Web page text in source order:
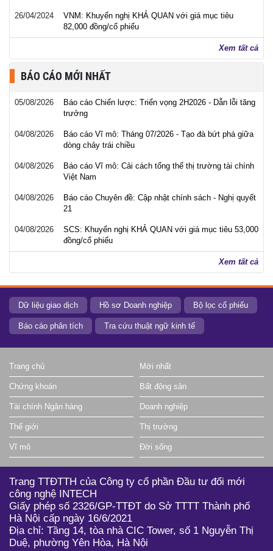
26/04/2024
VNM: Khuyến nghị KHẢ QUAN với giá mục tiêu
82,000 đồng/cổ phiếu
Xem tất cả
BÁO CÁO MỚI NHẤT
05/08/2026
Báo cáo Chiến lược: Triển vọng 2H2026 - Dẫn lỗi tăng
trưởng
04/08/2026
Báo cáo Vĩ mô: Tháng 07/2026 - Tạo đà bứt phá giữa
dòng chảy trái chiều
04/08/2026
Báo cáo Vĩ mô: Cải cách tổng thể thị trường tài chính
Việt Nam
04/08/2026
Báo cáo Chuyên đề: Cập nhật chính sách - Nghị quyết
21
04/08/2026
SCS: Khuyến nghị KHẢ QUAN với giá mục tiêu 53,000
đồng/cổ phiếu
Xem tất cả
Dữ liệu giao dịch Hồ sơ Doanh nghiệp Bộ lọc cổ phiếu
Báo cáo phân tích Tra cứu thuật ngữ kinh tế
Trang chủ Mới nhất
Chứng khoán Bất động sản
Tài chính Ngân hàng Doanh nghiệp
Thế giới Thị trường
Vĩ mô Đời sống
Trang TTĐTTH của Công ty cổ phần Đầu tư đổi mới
công nghệ INTECH
Giấy phép số 2326/GP-TTĐT do Sở TTTT Thành phố
Hà Nội cấp ngày 16/6/2021
Địa chỉ: Tầng 14, tòa nhà CIC Tower, số 1 Nguyễn Thị
Duệ, phường Yên Hòa, Hà Nội